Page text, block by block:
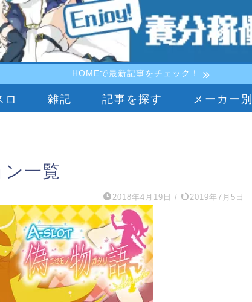
HOMEで最新記事をチェック！
ロ 雑記 記事を探す メーカー別
一覧
2018年4月19日 / 2019年7月5日